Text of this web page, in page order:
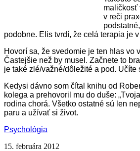
maličkosť
v reči
podobne. Elis tvrdí, že celá terapia je
Hovorí sa, že svedomie je ten hlas vo
Častejšie než by musel. Začnete to
je také zlé/važné/dôležité a pod.
Kedysi dávno som čítal knihu od
kolega a prehovoril mu do duše:
rodina chorá. Všetko ostatné sú len
paru a užívať si život.
Psychológia
15. februára 2012